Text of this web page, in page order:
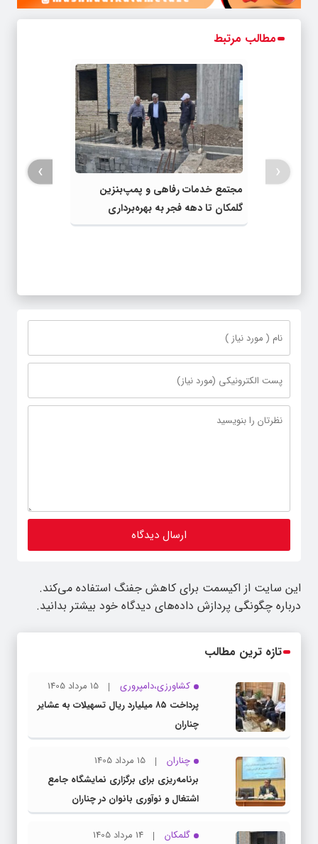
مطالب مرتبط
مجتمع خدمات رفاهی و پمپ‌بنزین
گلمکان تا دهه فجر به بهره‌برداری
می‌رسد
‹
›
این سایت از اکیسمت برای کاهش جفنگ استفاده می‌کند.
درباره چگونگی پردازش داده‌های دیدگاه خود بیشتر بدانید.
تازه ترین مطالب
کشاورزی،دامپروری
15 مرداد 1405
پرداخت ۸۵ میلیارد ریال تسهیلات به عشایر
چناران
چناران
15 مرداد 1405
برنامه‌ریزی برای برگزاری نمایشگاه جامع
اشتغال و نوآوری بانوان در چناران
گلمکان
14 مرداد 1405